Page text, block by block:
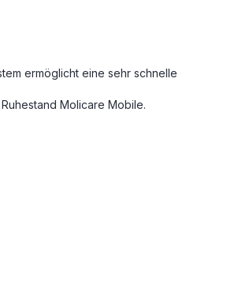
ermöglicht eine sehr schnelle
Molicare Mobile.